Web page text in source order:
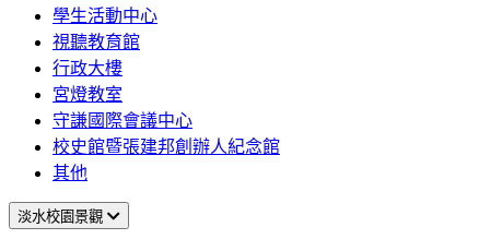
學生活動中心
視聽教育館
行政大樓
宮燈教室
守謙國際會議中心
校史館暨張建邦創辦人紀念館
其他
淡水校園景觀